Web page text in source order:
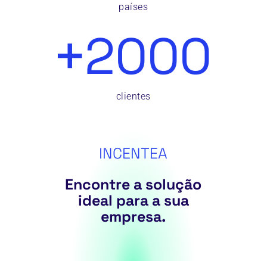
países
+2000
clientes
INCENTEA
Encontre a solução
ideal para a sua
empresa.